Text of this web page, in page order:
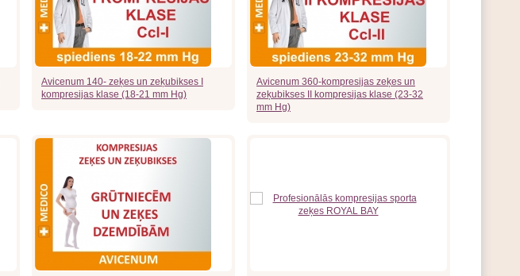
Avicenum 140- zeķes un zeķubikses I
kompresijas klase (18-21 mm Hg)
Avicenum 360-kompresijas zeķes un
zeķubikses II kompresijas klase (23-32
mm Hg)